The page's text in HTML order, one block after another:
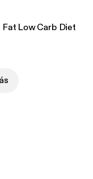
Fat Low Carb Diet